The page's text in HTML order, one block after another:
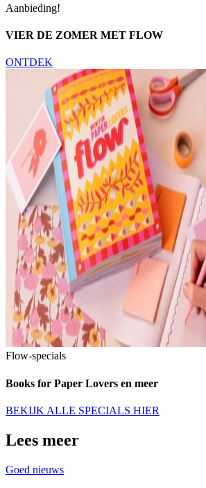
Aanbieding!
VIER DE ZOMER MET FLOW
ONTDEK
Flow-specials
Books for Paper Lovers en meer
BEKIJK ALLE SPECIALS HIER
Lees meer
Goed nieuws